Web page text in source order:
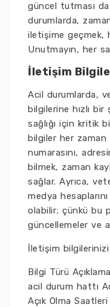
güncel tutması
durumlarda,
iletişime geçmek,
Unutmayın, her
İletişim
Acil durumlarda,
bilgilerine hızlı bir
sağlığı için kritik
bilgiler her zaman
numarasını,
bilmek, zaman
sağlar. Ayrıca,
medya
olabilir; çünkü bu
güncellemeler ve
İletişim
Bilgi Türü
acil durum hattı
Açık Olma